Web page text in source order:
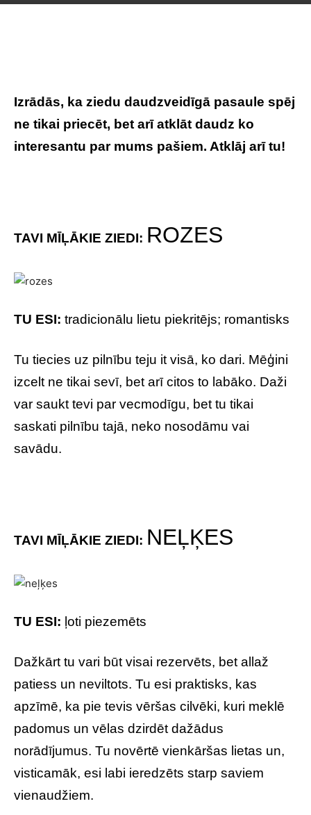
Izrādās, ka ziedu daudzveidīgā pasaule spēj
ne tikai priecēt, bet arī atklāt daudz ko
interesantu par mums pašiem. Atklāj arī tu!
TAVI MĪĻĀKIE ZIEDI: ROZES
TU ESI: tradicionālu lietu piekritējs; romantisks
Tu tiecies uz pilnību teju it visā, ko dari. Mēģini
izcelt ne tikai sevī, bet arī citos to labāko. Daži
var saukt tevi par vecmodīgu, bet tu tikai
saskati pilnību tajā, neko nosodāmu vai
savādu.
TAVI MĪĻĀKIE ZIEDI: NEĻĶES
TU ESI: ļoti piezemēts
Dažkārt tu vari būt visai rezervēts, bet allaž
patiess un neviltots. Tu esi praktisks, kas
apzīmē, ka pie tevis vēršas cilvēki, kuri meklē
padomus un vēlas dzirdēt dažādus
norādījumus. Tu novērtē vienkāršas lietas un,
visticamāk, esi labi ieredzēts starp saviem
vienaudžiem.